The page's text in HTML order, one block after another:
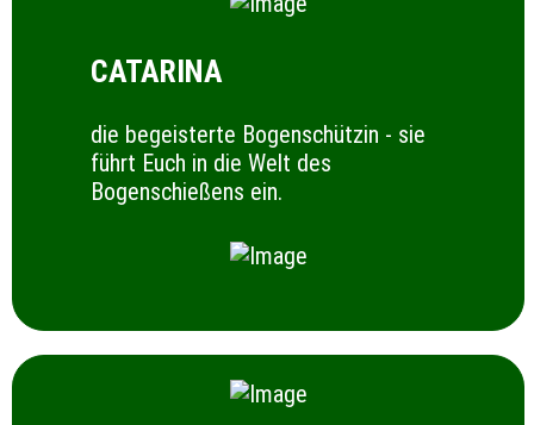
CATARINA
die begeisterte Bogenschützin - sie
führt Euch in die Welt des
Bogenschießens ein.